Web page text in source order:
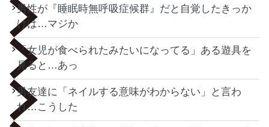
男性が『睡眠時無呼吸症候群』だと自覚したきっか
けは…マジか
「女児が食べられたみたいになってる」ある遊具を
見ると…あっ
男友達に「ネイルする意味がわからない」と言わ
れ…こうした